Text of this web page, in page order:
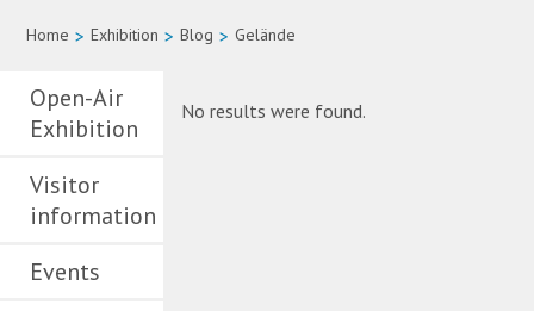
Home > Exhibition > Blog > Gelände
Open-Air
Exhibition
Visitor
information
Events
No results were found.